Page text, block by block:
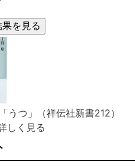
うつ」（祥伝社新書212）
しく見る